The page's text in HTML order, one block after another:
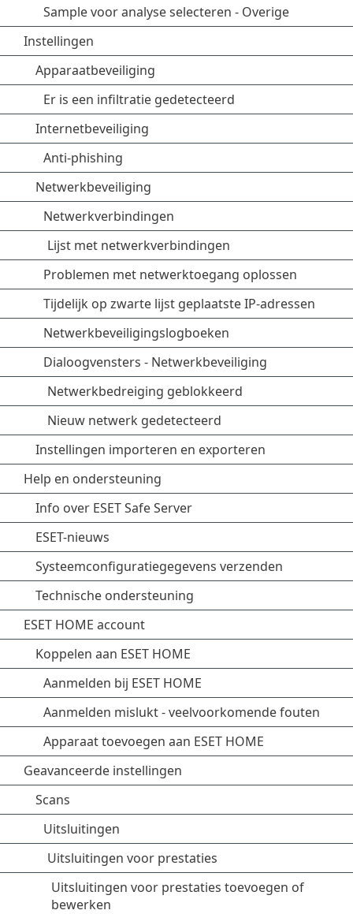
Sample voor analyse selecteren - Overige
Instellingen
Apparaatbeveiliging
Er is een infiltratie gedetecteerd
Internetbeveiliging
Anti-phishing
Netwerkbeveiliging
Netwerkverbindingen
Lijst met netwerkverbindingen
Problemen met netwerktoegang oplossen
Tijdelijk op zwarte lijst geplaatste IP-adressen
Netwerkbeveiligingslogboeken
Dialoogvensters - Netwerkbeveiliging
Netwerkbedreiging geblokkeerd
Nieuw netwerk gedetecteerd
Instellingen importeren en exporteren
Help en ondersteuning
Info over ESET Safe Server
ESET-nieuws
Systeemconfiguratiegegevens verzenden
Technische ondersteuning
ESET HOME account
Koppelen aan ESET HOME
Aanmelden bij ESET HOME
Aanmelden mislukt - veelvoorkomende fouten
Apparaat toevoegen aan ESET HOME
Geavanceerde instellingen
Scans
Uitsluitingen
Uitsluitingen voor prestaties
Uitsluitingen voor prestaties toevoegen of
bewerken